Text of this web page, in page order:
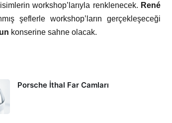
workshop’larıyla renklenecek. René
şeflerle workshop’ların gerçekleşeceği
konserine sahne olacak.
Porsche İthal Far Camları